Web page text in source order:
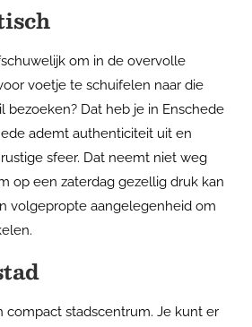
om in de overvolle
voetje te schuifelen naar die
bezoeken? Dat heb je in Enschede
ademt authenticiteit uit en
sfeer. Dat neemt niet weg
op een zaterdag gezellig druk kan
volgepropte aangelegenheid om
compact stadscentrum. Je kunt er